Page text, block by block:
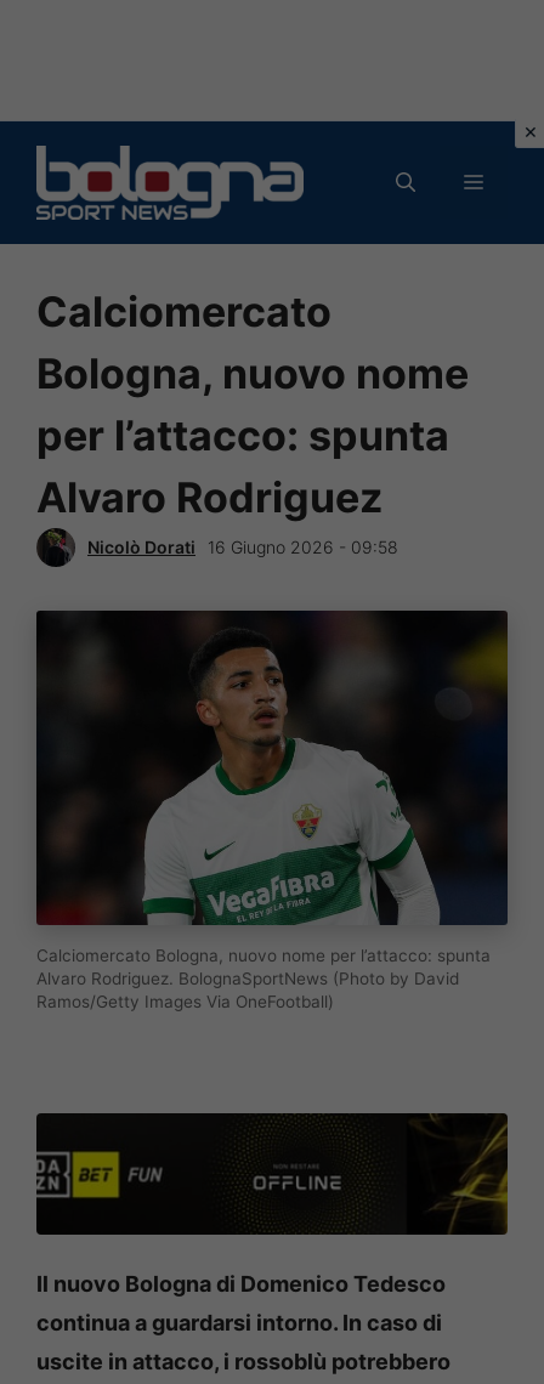
contenuto
MENU
Calciomercato
Bologna, nuovo nome
per l’attacco: spunta
Alvaro Rodriguez
Nicolò Dorati 16 Giugno 2026 - 09:58
Calciomercato Bologna, nuovo nome per l’attacco: spunta
Alvaro Rodriguez. BolognaSportNews (Photo by David
Ramos/Getty Images Via OneFootball)
Il nuovo Bologna di Domenico Tedesco
continua a guardarsi intorno. In caso di
uscite in attacco, i rossoblù potrebbero